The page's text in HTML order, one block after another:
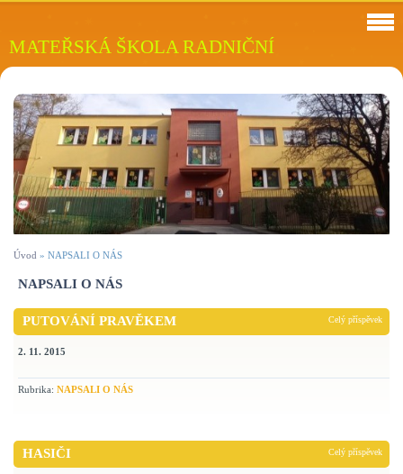
MATEŘSKÁ ŠKOLA RADNIČNÍ
Úvod » NAPSALI O NÁS
NAPSALI O NÁS
PUTOVÁNÍ PRAVĚKEM
2. 11. 2015
Celý příspěvek
Rubrika: NAPSALI O NÁS
HASIČI Celý příspěvek